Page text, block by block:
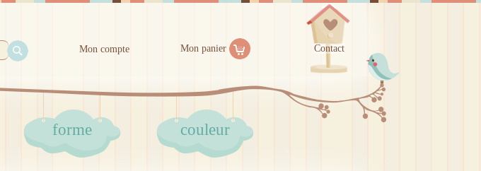
Mon compte Mon panier Contact
forme couleur